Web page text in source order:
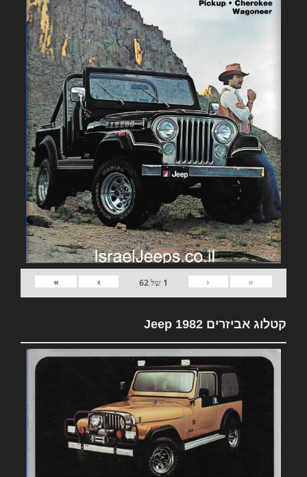
«
‹
1 של62
›
»
קטלוג אביזרים 1982 Jeep